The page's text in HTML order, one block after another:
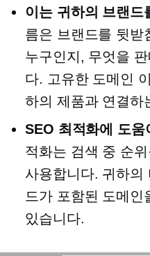
이는 귀하의 브랜드
름은 브랜드를 뒷받
누구인지, 무엇을
다. 고유한 도메인
하의 제품과 연결하
SEO 최적화에 도움
적화는 검색 중 순
사용합니다. 귀하의
드가 포함된 도메
있습니다.